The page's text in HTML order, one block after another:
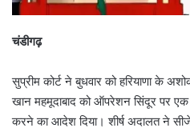
चंडीगढ़
सुप्रीम कोर्ट ने बुधवार को हरियाणा के
खान महमूदाबाद को ऑपरेशन सिंदूर पर एक
करने का आदेश दिया। शीर्ष अदालत ने